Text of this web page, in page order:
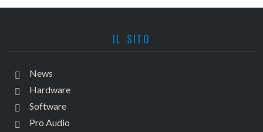
IL SITO
News
Hardware
Software
Pro Audio